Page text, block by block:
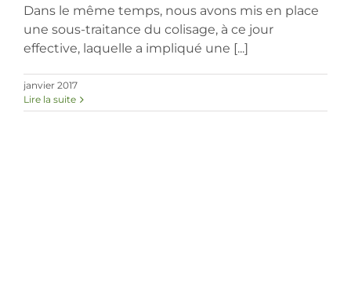
Dans le même temps, nous avons mis en place
une sous-traitance du colisage, à ce jour
effective, laquelle a impliqué une [...]
janvier 2017
Lire la suite